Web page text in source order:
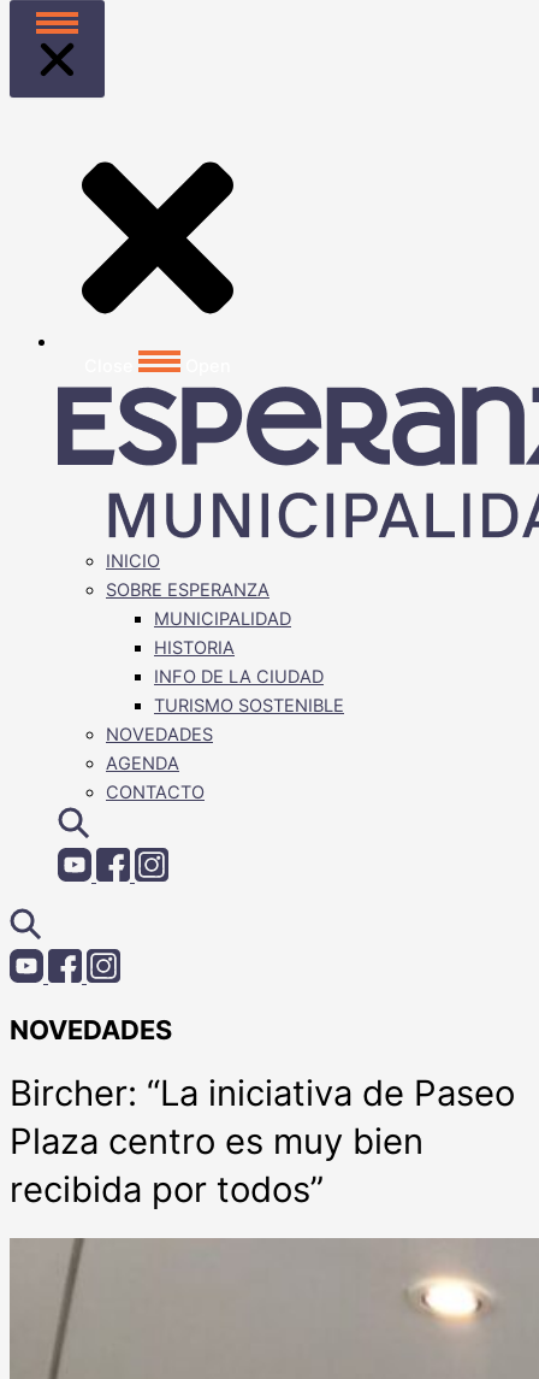
INICIO
SOBRE ESPERANZA
MUNICIPALIDAD
HISTORIA
INFO DE LA CIUDAD
TURISMO SOSTENIBLE
NOVEDADES
AGENDA
CONTACTO
NOVEDADES
Bircher: “La iniciativa de Paseo
Plaza centro es muy bien
recibida por todos”